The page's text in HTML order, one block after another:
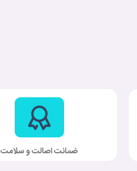
ضمانت اصالت و سلامت